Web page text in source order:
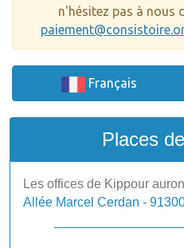
n'hésitez pas à nous
Français
Places
Les offices de Kippour
Allée Marcel Cerdan -